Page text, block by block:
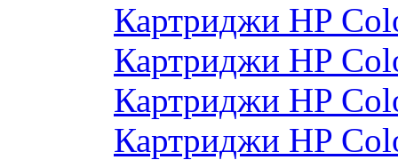
Картриджи HP
Картриджи HP
Картриджи HP
Картриджи HP